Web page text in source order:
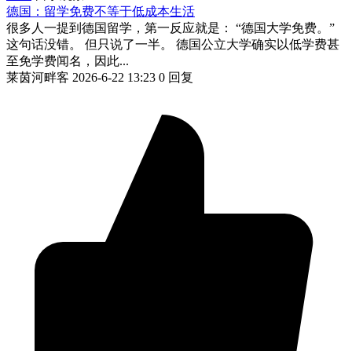
德国：留学免费不等于低成本生活
很多人一提到德国留学，第一反应就是： “德国大学免费。”
这句话没错。 但只说了一半。 德国公立大学确实以低学费甚
至免学费闻名，因此...
莱茵河畔客 2026-6-22 13:23 0 回复